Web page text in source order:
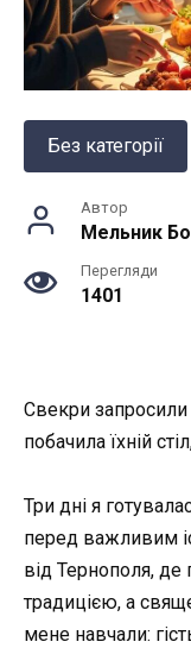
Без категорії
Автор
Мельник
Перегляди
1401
Свекри запросили
побачила їхній
Три дні я
перед важливим
від Тернополя, де
традицією, а
мене навчали: